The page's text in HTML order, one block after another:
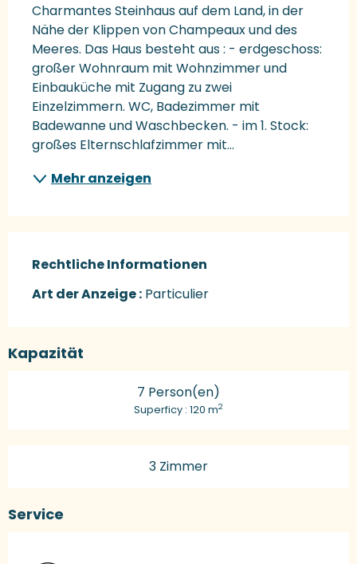
Charmantes Steinhaus auf dem Land, in der
Nähe der Klippen von Champeaux und des
Meeres. Das Haus besteht aus : - erdgeschoss:
großer Wohnraum mit Wohnzimmer und
Einbauküche mit Zugang zu zwei
Einzelzimmern. WC, Badezimmer mit
Badewanne und Waschbecken. - im 1. Stock:
großes Elternschlafzimmer mit...
Mehr anzeigen
Rechtliche Informationen
Rechtliche Informationen
Art der Anzeige : Particulier
Kapazität
7 Person(en)
Superficy : 120 m2
3 Zimmer
Service